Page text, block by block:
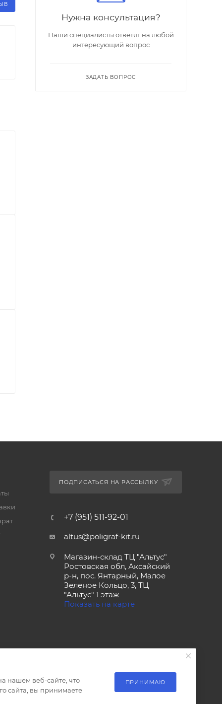
Нужна консультация?
Наши специалисты ответят на любой
интересующий вопрос
ЗАДАТЬ ВОПРОС
ПОДПИСАТЬСЯ НА РАССЫЛКУ
+7 (951) 511-92-01
altus@poligraf-kit.ru
Магазин-склад ТЦ "Альтус"
Ростовская обл, Аксайский
р-н, пос. Янтарный, Малое
Зеленое Кольцо, 3, ТЦ
"Альтус" 1 этаж
Показать на карте
нашем веб-сайте, что
сайта, вы принимаете
ПРИНИМАЮ